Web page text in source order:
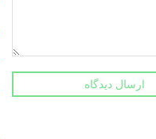
ارسال دیدگاه